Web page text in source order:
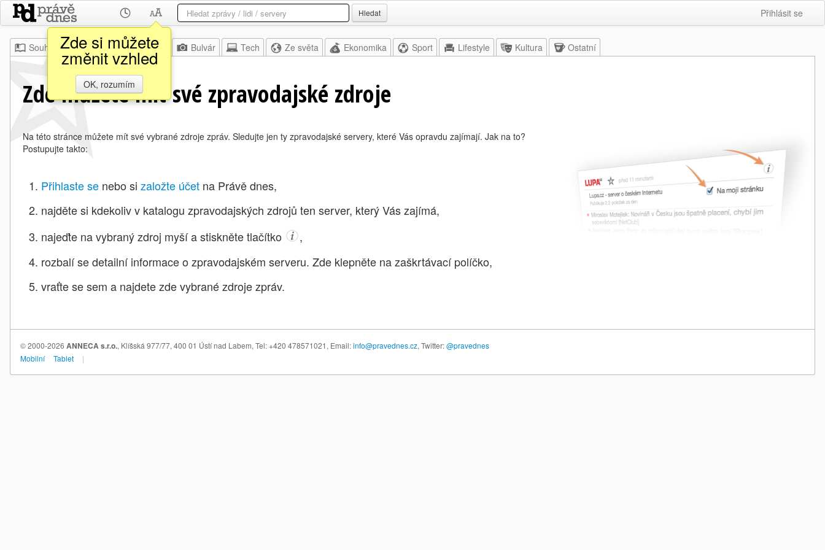
Zde si můžete
změnit vzhled
OK, rozumím
Hledat Přihlásit se
Souhrn Moje Z domova Bulvár Tech Ze světa Ekonomika Sport Lifestyle Kultura Ostatní
Zde můžete mít své zpravodajské zdroje
Na této stránce můžete mít své vybrané zdroje zpráv. Sledujte jen ty zpravodajské servery, které Vás opravdu zajímají. Jak na to?
Postupujte takto:
Přihlaste se nebo si založte účet na Právě dnes,
najděte si kdekoliv v katalogu zpravodajských zdrojů ten server, který Vás zajímá,
najeďte na vybraný zdroj myší a stisknětetlačítko
,
rozbalí se detailní informace o zpravodajském serveru. Zde klepněte na zaškrtávací políčko,
vraťte se sem a najdete zde vybrané zdroje zpráv.
© 2000-2026 ANNECA s.r.o., Klíšská 977/77, 400 01 Ústí nad Labem, Tel: +420 478571021, Email:info@pravednes.cz, Twitter:@pravednes
Mobilní
Tablet |